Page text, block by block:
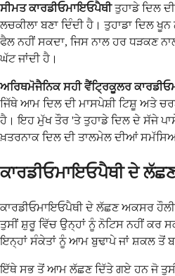
ਸੀਮਤ ਕਾਰਡੀਓਮਾਇਓਪੈਥੀਤੁਹਾਡੇ ਦਿਲ
ਲਚਕੀਲਾ ਬਣਾ ਦਿੰਦੀ ਹੈ। ਤੁਹਾਡਾ ਦਿਲ
ਫੈਲ ਨਹੀਂ ਸਕਦਾ, ਜਿਸ ਨਾਲ ਹਰ ਧੜਕਣ
ਘੱਟ ਜਾਂਦੀ ਹੈ।
ਅਰਿਥਮੋਜੈਨਿਕ ਸਹੀ ਵੈਂਟ੍ਰਿਕੂਲਰ
ਜਿੱਥੇ ਆਮ ਦਿਲ ਦੀ ਮਾਸਪੇਸ਼ੀ ਟਿਸ਼ੂ ਅਤੇ
ਹੈ। ਇਹ ਮੁੱਖ ਤੌਰ 'ਤੇ ਤੁਹਾਡੇ ਦਿਲ ਦੇ ਸੱਜੇ
ਖ਼ਤਰਨਾਕ ਦਿਲ ਦੀ ਤਾਲਮੇਲ ਦੀਆਂ
ਕਾਰਡੀਓਮਾਇਓਪੈਥੀ ਦੇ
ਕਾਰਡੀਓਮਾਇਓਪੈਥੀ ਦੇ ਲੱਛਣ ਅਕਸਰ
ਤੁਸੀਂ ਸ਼ੁਰੂ ਵਿੱਚ ਉਨ੍ਹਾਂ ਨੂੰ ਨੋਟਿਸ ਨਹੀਂ ਕਰ
ਇਨ੍ਹਾਂ ਸੰਕੇਤਾਂ ਨੂੰ ਆਮ ਬੁਢਾਪੇ ਜਾਂ ਸ਼ਕਲ ਤੋਂ
ਇੱਥੇ ਸਭ ਤੋਂ ਆਮ ਲੱਛਣ ਦਿੱਤੇ ਗਏ ਹਨ ਜੋ